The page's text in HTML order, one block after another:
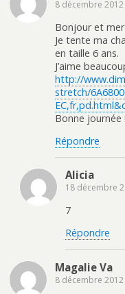
8 décembre 2012
Bonjour et
Je tente ma
en taille 6 ans.
J’aime
http://
stretch/
Bonne journée !
Répondre
Alicia
18 décembre
7
Répondre
Magalie Va
8 décembre 2012